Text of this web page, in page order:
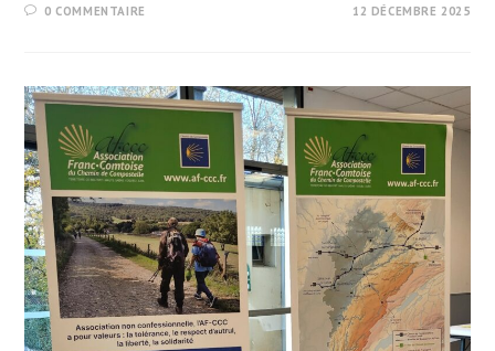
0 COMMENTAIRE 12 DÉCEMBRE 2025